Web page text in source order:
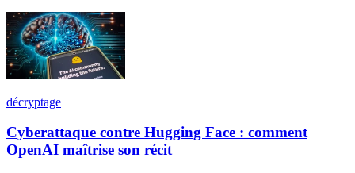
décryptage
Cyberattaque contre Hugging Face : comment
OpenAI maîtrise son récit